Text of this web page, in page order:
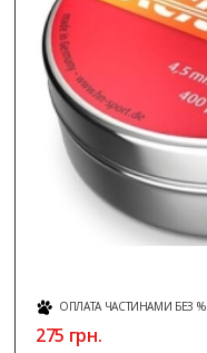
ОПЛАТА ЧАСТИНАМИ БЕЗ %
275 грн.